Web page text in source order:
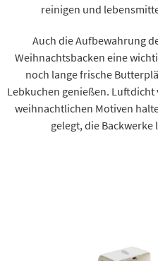
reinigen und
Auch die Aufbewahrung
Weihnachtsbacken eine
noch lange frische
Lebkuchen genießen.
weihnachtlichen Motiven
gelegt, die